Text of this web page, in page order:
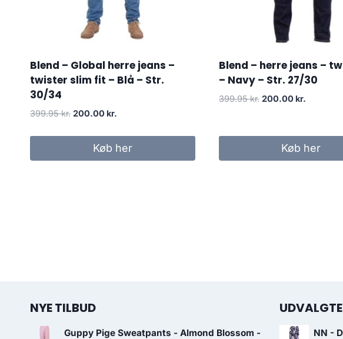
Blend – Global herre jeans –
twister slim fit – Blå – Str.
30/34
399.95kr. Original
399.95 kr..
200.00 kr.
200.00 kr..
Køb her
Blend – herre jeans –
– Navy – Str. 27/30
399.95kr. Original
399.95 kr..
200.00 kr.
200.00
Køb her
NYE TILBUD
Guppy Pige Sweatpants - Almond Blossom -
NN -